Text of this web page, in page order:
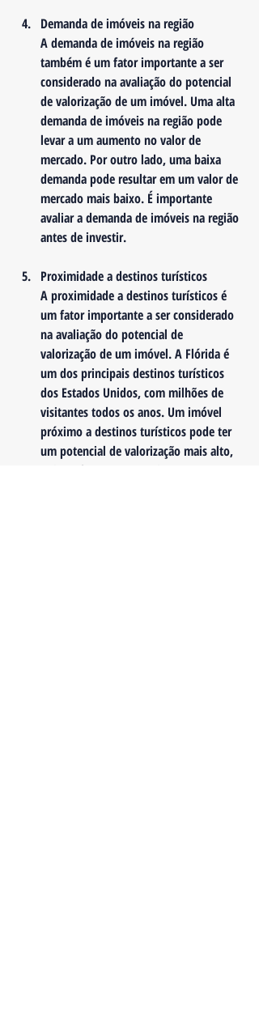
Demanda de imóveis na região
A demanda de imóveis na região
também é um fator importante a ser
considerado na avaliação do potencial
de valorização de um imóvel. Uma alta
demanda de imóveis na região pode
levar a um aumento no valor de
mercado. Por outro lado, uma baixa
demanda pode resultar em um valor de
mercado mais baixo. É importante
avaliar a demanda de imóveis na região
antes de investir.
Proximidade a destinos turísticos
A proximidade a destinos turísticos é
um fator importante a ser considerado
na avaliação do potencial de
valorização de um imóvel. A Flórida é
um dos principais destinos turísticos
dos Estados Unidos, com milhões de
visitantes todos os anos. Um imóvel
próximo a destinos turísticos pode ter
um potencial de valorização mais alto,
pois pode ser uma opção atraente para